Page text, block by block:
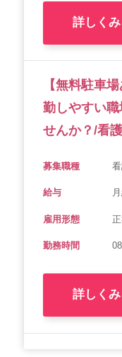
詳しく
【無料駐車
勤しやすい
せんか？/看
募集職種
給与
雇用形態
勤務時間
詳しく